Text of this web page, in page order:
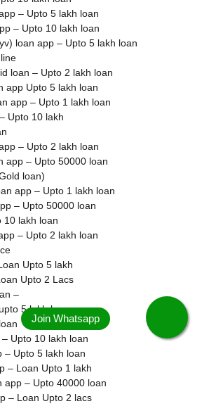
– Upto 5 lakh loan
– Upto 10 lakh loan
loan app – Upto 5 lakh loan
loan – Upto 2 lakh loan
app Upto 5 lakh loan
app – Upto 1 lakh loan
Upto 10 lakh
– Upto 2 lakh loan
app – Upto 50000 loan
loan)
app – Upto 1 lakh loan
– Upto 50000 loan
10 lakh loan
– Upto 2 lakh loan
Upto 5 lakh
Upto 2 Lacs
–
5 lakh loan
Upto 10 lakh loan
– Upto 5 lakh loan
– Loan Upto 1 lakh
app – Upto 40000 loan
– Loan Upto 2 lacs